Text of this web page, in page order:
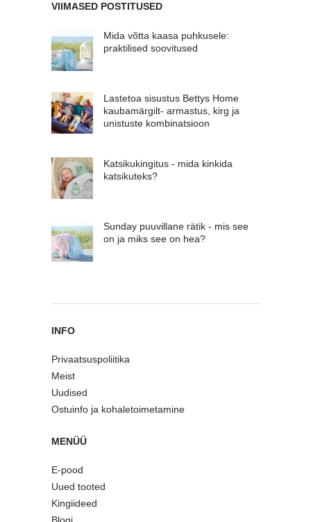
VIIMASED POSTITUSED
Mida võtta kaasa puhkusele:
praktilised soovitused
Lastetoa sisustus Bettys Home
kaubamärgilt- armastus, kirg ja
unistuste kombinatsioon
Katsikukingitus - mida kinkida
katsikuteks?
Sunday puuvillane rätik - mis see
on ja miks see on hea?
INFO
Privaatsuspoliitika
Meist
Uudised
Ostuinfo ja kohaletoimetamine
MENÜÜ
E-pood
Uued tooted
Kingiideed